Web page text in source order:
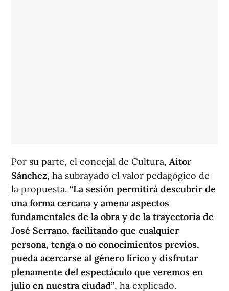
Por su parte, el concejal de Cultura, Aitor
Sánchez, ha subrayado el valor pedagógico de
la propuesta. “La sesión permitirá descubrir de
una forma cercana y amena aspectos
fundamentales de la obra y de la trayectoria de
José Serrano, facilitando que cualquier
persona, tenga o no conocimientos previos,
pueda acercarse al género lírico y disfrutar
plenamente del espectáculo que veremos en
julio en nuestra ciudad”, ha explicado.